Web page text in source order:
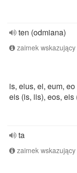
ten (odmiana)
zaimek wskazujący
is, eius, ei, eum,
eis (is, iis), eos, eis
ta
zaimek wskazujący